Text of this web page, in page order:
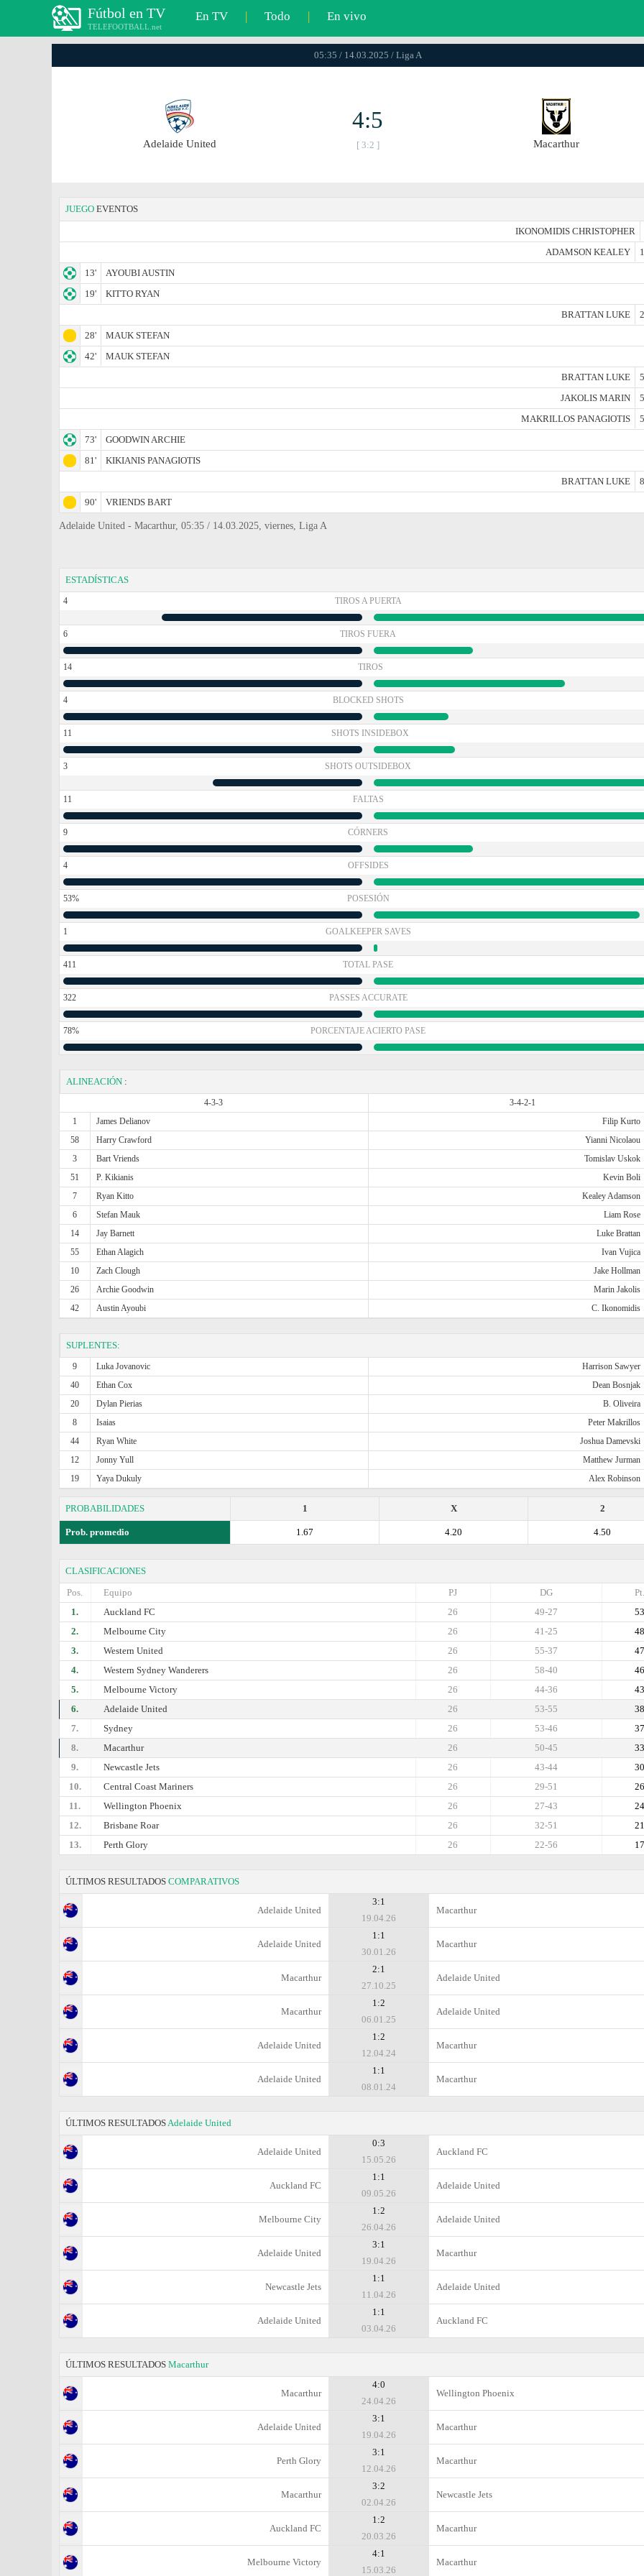
Fútbol en TV
TELEFOOTBALL.net
En TV | Todo | En vivo
05:35 / 14.03.2025 / Liga A
Adelaide United
4:5
[ 3:2 ] Macarthur
JUEGO EVENTOS
IKONOMIDIS CHRISTOPHER
ADAMSON KEALEY
13'
AYOUBI AUSTIN
19'
KITTO RYAN
BRATTAN LUKE
28'
MAUK STEFAN
42'
MAUK STEFAN
BRATTAN LUKE
JAKOLIS MARIN
MAKRILLOS PANAGIOTIS
73'
GOODWIN ARCHIE
81'
KIKIANIS PANAGIOTIS
BRATTAN LUKE
90'
VRIENDS BART
Adelaide United - Macarthur, 05:35 / 14.03.2025, viernes, Liga A
ESTADÍSTICAS
4 TIROS A PUERTA
6 TIROS FUERA
14 TIROS
4 BLOCKED SHOTS
11 SHOTS INSIDEBOX
3 SHOTS OUTSIDEBOX
11 FALTAS
9 CÓRNERS
4 OFFSIDES
53% POSESIÓN
1 GOALKEEPER SAVES
411 TOTAL PASE
322 PASSES ACCURATE
78% PORCENTAJE ACIERTO PASE
ALINEACIÓN :
4-3-3
3-4-2-1
1
James Delianov Filip Kurto
58
Harry Crawford Yianni Nicolaou
3
Bart Vriends Tomislav Uskok
51
P. Kikianis Kevin Boli
7
Ryan Kitto Kealey Adamson
6
Stefan Mauk Liam Rose
14
Jay Barnett Luke Brattan
55
Ethan Alagich Ivan Vujica
10
Zach Clough Jake Hollman
26
Archie Goodwin Marin Jakolis
42
Austin Ayoubi C. Ikonomidis
SUPLENTES:
9 Luka Jovanovic Harrison Sawyer
40
Ethan Cox Dean Bosnjak
20
Dylan Pierias B. Oliveira
8
Isaias Peter Makrillos
44
Ryan White Joshua Damevski
12
Jonny Yull Matthew Jurman
19
Yaya Dukuly Alex Robinson
PROBABILIDADES 2
X
1
Prob. promedio 4.50
4.20
1.67
CLASIFICACIONES
Pos.
Equipo Pt.
DG
PJ
1.
Auckland FC 53
49-27
26
2.
Melbourne City 48
41-25
26
3.
Western United 47
55-37
26
4.
Western Sydney Wanderers 46
58-40
26
5.
Melbourne Victory 43
44-36
26
6.
Adelaide United 38
53-55
26
7.
Sydney 37
53-46
26
8.
Macarthur 33
50-45
26
9.
Newcastle Jets 30
43-44
26
10.
Central Coast Mariners 26
29-51
26
11.
Wellington Phoenix 24
27-43
26
12.
Brisbane Roar 21
32-51
26
13.
Perth Glory 17
22-56
26
ÚLTIMOS RESULTADOS COMPARATIVOS
Adelaide United
3:1
19.04.26
Macarthur
Adelaide United
1:1
30.01.26
Macarthur
Macarthur
2:1
27.10.25
Adelaide United
Macarthur
1:2
06.01.25
Adelaide United
Adelaide United
1:2
12.04.24
Macarthur
Adelaide United
1:1
08.01.24
Macarthur
ÚLTIMOS RESULTADOSAdelaide United
Adelaide United
0:3
15.05.26
Auckland FC
Auckland FC
1:1
09.05.26
Adelaide United
Melbourne City
1:2
26.04.26
Adelaide United
Adelaide United
3:1
19.04.26
Macarthur
Newcastle Jets
1:1
11.04.26
Adelaide United
Adelaide United
1:1
03.04.26
Auckland FC
ÚLTIMOS RESULTADOS Macarthur
Macarthur
4:0
24.04.26
Wellington Phoenix
Adelaide United
3:1
19.04.26
Macarthur
Perth Glory
3:1
12.04.26
Macarthur
Macarthur
3:2
02.04.26
Newcastle Jets
Auckland FC
1:2
20.03.26
Macarthur
Melbourne Victory
4:1
15.03.26
Macarthur